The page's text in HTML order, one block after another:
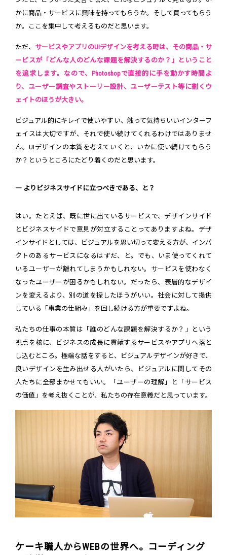
かに商品・サービスに興味を持ってもらうか。そして買ってもらう
か。ここを集中して考えるものだと思います。
ただ、 サービスやアプリのUIデザインを考える時は、その商品・サ
ービスが「どんな人のどんな課題を解決するのか？」ということ
を追求します。なので、Photoshopで直接的に手を動かす時間よ
り、ユーザー調査やストーリー設計、ユーザーテスト等に割くウ
ェイトのほうが大きい。
ビジュアル的にキレイで使いやすい、触って気持ちいいインターフ
ェイスは大切ですが、それで使い続けてくれるわけではありませ
ん。UIデザインの本質を考えていくと、いかに使い続けてもらう
か？というところにたどり着くのだと思います。
― よりビジネスサイドに立つべきである、と？
はい。たとえば、既に世に出ているサービスで、デザインサイド
とビジネスサイドで意見が対立することってありますよね。デザ
インサイドとしては、ビジュアルを思い切って変える方が、インパ
クトのあるサービスになるはずだ、と。でも、いま使ってくれて
いるユーザーが離れてしまうかもしれない。サービスを使わなく
なったユーザーが困るかもしれない。だったら、表層的なデザイ
ンを変えるより、別の道を探したほうがいい。社会に対して提供
している「事業の仕組み」を回し続ける方が重要ですよね。
私たちの仕事の本質は「誰のどんな課題を解決するか？」という
視点を核に、ビジネスの成長に貢献するサービスやアプリへ落と
し込むところ。極端な話をすると、ビジュアルデザインが好きで、
良いデザインを生み出せる人がいたら、ビジュアルに関してその
人たちに全部まかせてもいい。「ユーザーの理解」と「サービス
の価値」を考え抜くことが、私たちの存在意義だと思っています。
ケーキ職人からWEBの世界へ。コーディング